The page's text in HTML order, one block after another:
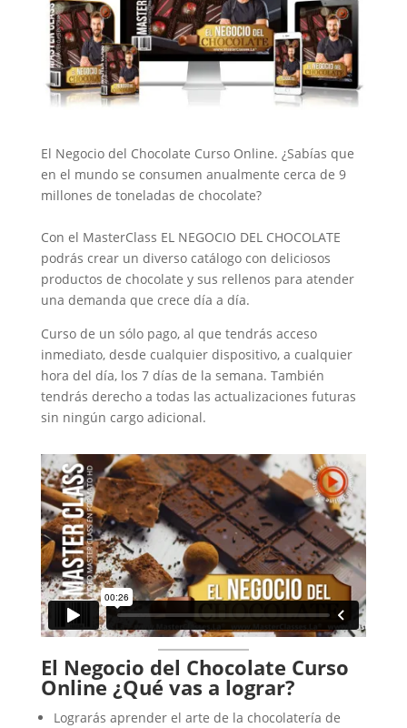
El Negocio del Chocolate Curso Online. ¿Sabías que
en el mundo se consumen anualmente cerca de 9
millones de toneladas de chocolate?
Con el MasterClass EL NEGOCIO DEL CHOCOLATE
podrás crear un diverso catálogo con deliciosos
productos de chocolate y sus rellenos para atender
una demanda que crece día a día.
Curso de un sólo pago, al que tendrás acceso
inmediato, desde cualquier dispositivo, a cualquier
hora del día, los 7 días de la semana. También
tendrás derecho a todas las actualizaciones futuras
sin ningún cargo adicional.
El Negocio del Chocolate Curso
Online ¿Qué vas a lograr?
Lograrás aprender el arte de la chocolatería de